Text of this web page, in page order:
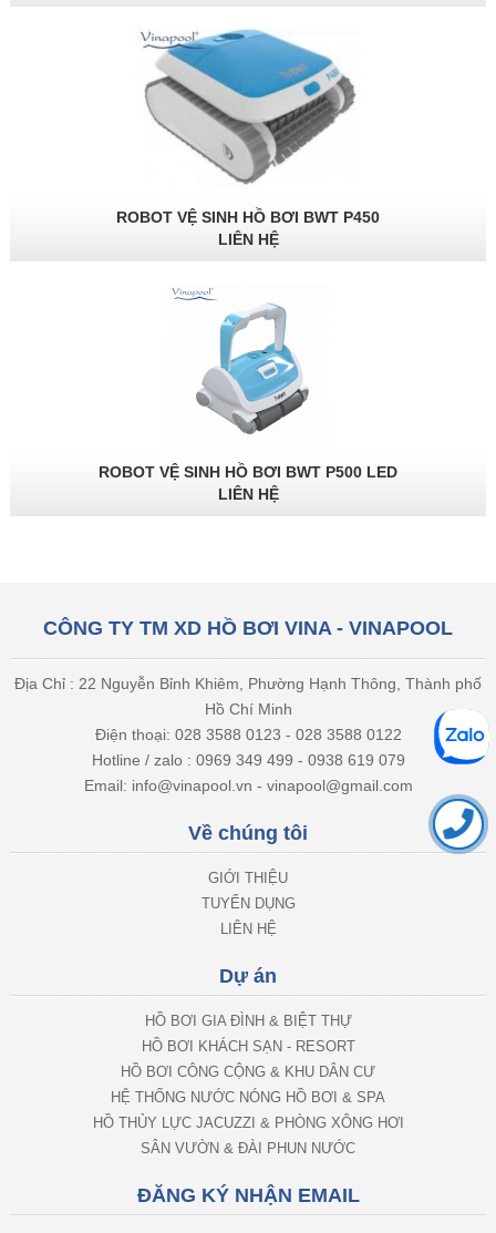
ROBOT VỆ SINH HỒ BƠI BWT P450
LIÊN HỆ
ROBOT VỆ SINH HỒ BƠI BWT P500 LED
LIÊN HỆ
CÔNG TY TM XD HỒ BƠI VINA - VINAPOOL
Địa Chỉ : 22 Nguyễn Bỉnh Khiêm, Phường Hạnh Thông, Thành phố
Hồ Chí Minh
Điện thoại: 028 3588 0123 - 028 3588 0122
Hotline / zalo : 0969 349 499 - 0938 619 079
Email: info@vinapool.vn - vinapool@gmail.com
Về chúng tôi
GIỚI THIỆU
TUYỂN DỤNG
LIÊN HỆ
Dự án
HỒ BƠI GIA ĐÌNH & BIỆT THỰ
HỒ BƠI KHÁCH SẠN - RESORT
HỒ BƠI CÔNG CỘNG & KHU DÂN CƯ
HỆ THỐNG NƯỚC NÓNG HỒ BƠI & SPA
HỒ THỦY LỰC JACUZZI & PHÒNG XÔNG HƠI
SÂN VƯỜN & ĐÀI PHUN NƯỚC
ĐĂNG KÝ NHẬN EMAIL